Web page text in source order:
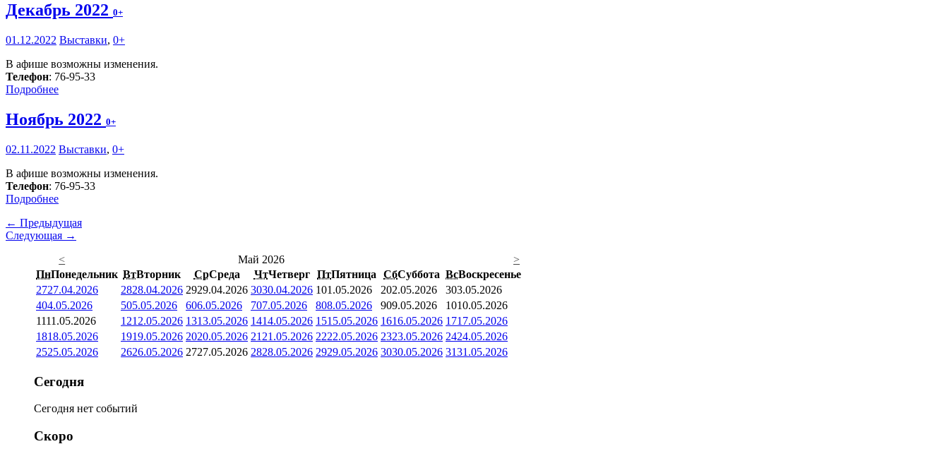
Декабрь 2022 0+
01.12.2022 Выставки, 0+
В афише возможны изменения.
Телефон: 76-95-33
Подробнее
Ноябрь 2022 0+
02.11.2022 Выставки, 0+
В афише возможны изменения.
Телефон: 76-95-33
Подробнее
← Предыдущая
Следующая →
<
Май 2026
>
ПнПонедельник ВтВторник СрСреда ЧтЧетверг ПтПятница СбСуббота ВсВоскресенье
2727.04.2026 2828.04.2026 2929.04.2026 3030.04.2026 101.05.2026 202.05.2026 303.05.2026
404.05.2026 505.05.2026 606.05.2026 707.05.2026 808.05.2026 909.05.2026 1010.05.2026
1111.05.2026 1212.05.2026 1313.05.2026 1414.05.2026 1515.05.2026 1616.05.2026 1717.05.2026
1818.05.2026 1919.05.2026 2020.05.2026 21 21.05.2026 2222.05.2026 2323.05.2026 2424.05.2026
2525.05.2026 2626.05.2026 2727.05.2026 2828.05.2026 2929.05.2026 3030.05.2026 3131.05.2026
Сегодня
Сегодня нет событий
Скоро